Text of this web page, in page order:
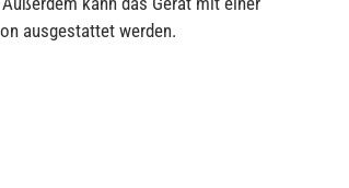
ausgestattet werden.